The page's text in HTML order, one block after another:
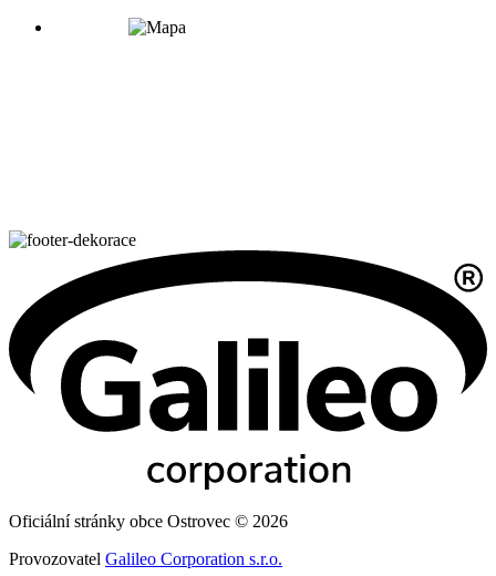
Oficiální stránky obce Ostrovec © 2026
Provozovatel Galileo Corporation s.r.o.